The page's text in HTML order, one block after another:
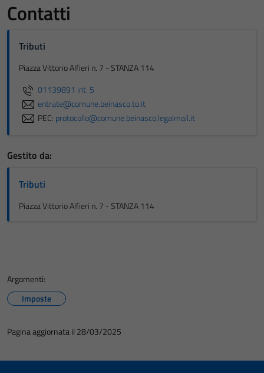
Contatti
Tributi
Piazza Vittorio Alfieri n. 7 - STANZA 114
01139891 int. 5
entrate@comune.beinasco.to.it
PEC: protocollo@comune.beinasco.legalmail.it
Gestito da:
Tributi
Piazza Vittorio Alfieri n. 7 - STANZA 114
Argomenti:
Imposte
Pagina aggiornata il 28/03/2025